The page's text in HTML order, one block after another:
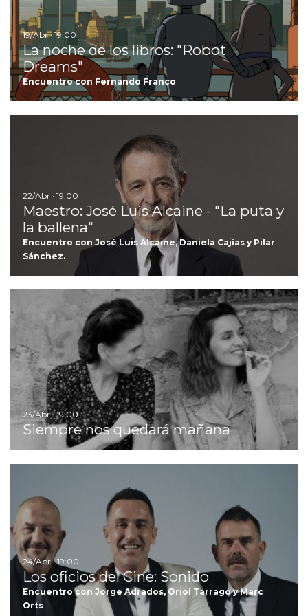
19/Abr · 19:00
La noche de los libros: "Robot
Dreams"
Encuentro con Fernando Franco
22/Abr · 19:00
Maestro: José Luis Alcaine - "La puta y
la ballena"
Encuentro con José Luis Alcaine, Daniela Cajías y Pilar
Sánchez.
23/Abr · 19:00
Siempre nos quedará mañana
24/Abr · 19:00
Los oficios del Cine: Sonido
Encuentro con Jorge Adrados, Oriol Tarragó y Marc
Orts